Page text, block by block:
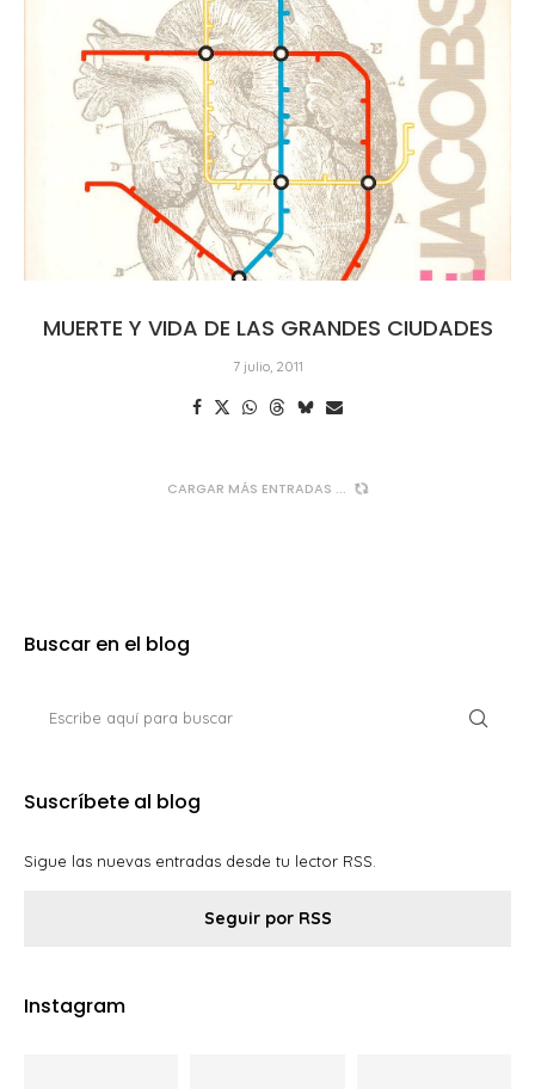
MUERTE Y VIDA DE LAS GRANDES CIUDADES
7 julio, 2011
CARGAR MÁS ENTRADAS
Buscar en el blog
Suscríbete al blog
Sigue las nuevas entradas desde tu lector RSS.
Seguir por RSS
Instagram